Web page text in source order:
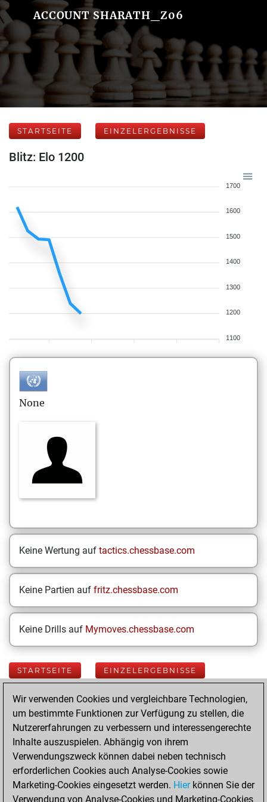
ACCOUNT SHARATH_Z06
STARTSEITE EINZELERGEBNISSE
Blitz: Elo 1200
1700
1600
1500
1400
1300
1200
1100
None
Keine Wertung auf tactics.chessbase.com
Keine Partien auf fritz.chessbase.com
Keine Drills auf Mymoves.chessbase.com
STARTSEITE EINZELERGEBNISSE
Your Latest App
Activity
Donnerstag, Juni
11, 2026
Wir verwenden Cookies und vergleichbare Technologien,
um bestimmte Funktionen zur Verfügung zu stellen, die
Nutzererfahrungen zu verbessern und interessengerechte
Inhalte auszuspielen. Abhängig von ihrem
Verwendungszweck können dabei neben technisch
erforderlichen Cookies auch Analyse-Cookies sowie
Marketing-Cookies eingesetzt werden. Hierkönnen Sie der
Verwendung von Analyse-Cookies und Marketing-Cookies